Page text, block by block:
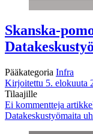
Skanska-
Pääkategoria Infra
Kirjoitettu 5. elokuuta
Tilaajille
Ei kommentteja
Datakeskustyömaita